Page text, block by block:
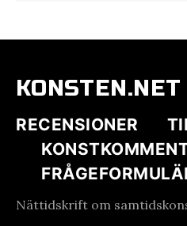
KONSTEN.NET
RECENSIONER
Nättidskrift om